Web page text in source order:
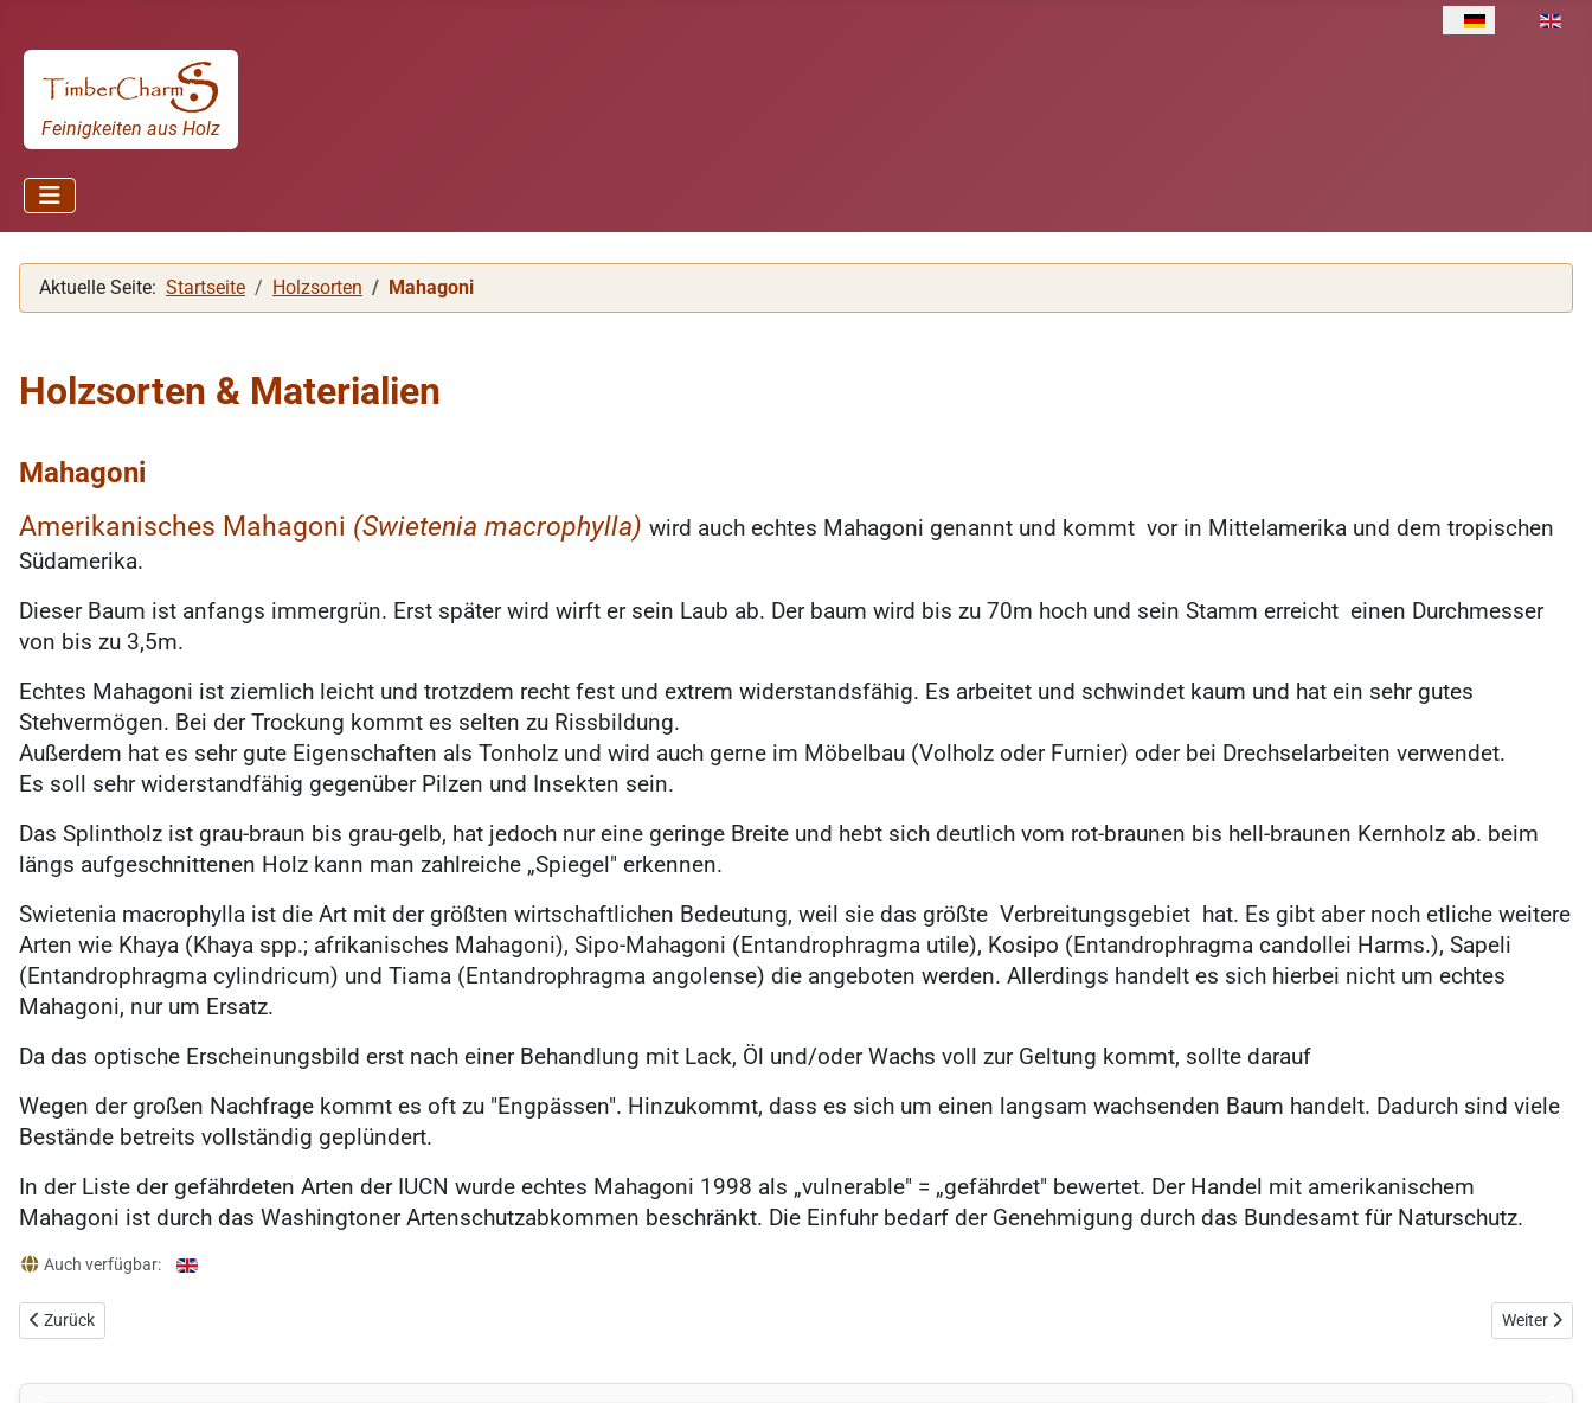
Sprache
Feinigkeiten aus Holz
Aktuelle Seite: Startseite Holzsorten Mahagoni
Holzsorten & Materialien
Mahagoni
Amerikanisches Mahagoni (Swietenia macrophylla) wird auch echtes Mahagoni genannt und kommt vor in Mittelamerika und dem tropischen
Südamerika.
Dieser Baum ist anfangs immergrün. Erst später wird wirft er sein Laub ab. Der baum wird bis zu 70m hoch und sein Stamm erreicht einen Durchmesser
von bis zu 3,5m.
Echtes Mahagoni ist ziemlich leicht und trotzdem recht fest und extrem widerstandsfähig. Es arbeitet und schwindet kaum und hat ein sehr gutes
Stehvermögen. Bei der Trockung kommt es selten zu Rissbildung.
Außerdem hat es sehr gute Eigenschaften als Tonholz und wird auch gerne im Möbelbau (Volholz oder Furnier) oder bei Drechselarbeiten verwendet.
Es soll sehr widerstandfähig gegenüber Pilzen und Insekten sein.
Das Splintholz ist grau-braun bis grau-gelb, hat jedoch nur eine geringe Breite und hebt sich deutlich vom rot-braunen bis hell-braunen Kernholz ab. beim
längs aufgeschnittenen Holz kann man zahlreiche „Spiegel" erkennen.
Swietenia macrophylla ist die Art mit der größten wirtschaftlichen Bedeutung, weil sie das größte Verbreitungsgebiet hat. Es gibt aber noch etliche weitere
Arten wie Khaya (Khaya spp.; afrikanisches Mahagoni), Sipo-Mahagoni (Entandrophragma utile), Kosipo (Entandrophragma candollei Harms.), Sapeli
(Entandrophragma cylindricum) und Tiama (Entandrophragma angolense) die angeboten werden. Allerdings handelt es sich hierbei nicht um echtes
Mahagoni, nur um Ersatz.
Da das optische Erscheinungsbild erst nach einer Behandlung mit Lack, Öl und/oder Wachs voll zur Geltung kommt, sollte darauf
Wegen der großen Nachfrage kommt es oft zu "Engpässen". Hinzukommt, dass es sich um einen langsam wachsenden Baum handelt. Dadurch sind viele
Bestände betreits vollständig geplündert.
In der Liste der gefährdeten Arten der IUCN wurde echtes Mahagoni 1998 als „vulnerable" = „gefährdet" bewertet. Der Handel mit amerikanischem
Mahagoni ist durch das Washingtoner Artenschutzabkommen beschränkt. Die Einfuhr bedarf der Genehmigung durch das Bundesamt für Naturschutz.
DetailsAuch verfügbar:
Vorheriger Beitrag: Linde
Zurück Nächster
Weiter